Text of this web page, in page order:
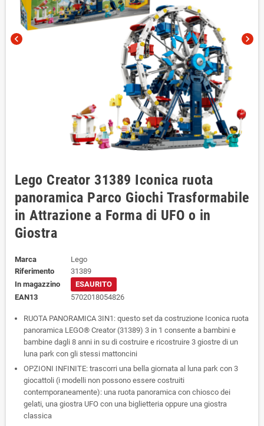
chevron_left chevron_right
Lego Creator 31389 Iconica ruota
panoramica Parco Giochi Trasformabile
in Attrazione a Forma di UFO o in
Giostra
Marca
Lego
Riferimento
31389
In magazzino
ESAURITO
EAN13
5702018054826
RUOTA PANORAMICA 3IN1: questo set da costruzione Iconica ruota
panoramica LEGO® Creator (31389) 3 in 1 consente a bambini e
bambine dagli 8 anni in su di costruire e ricostruire 3 giostre di un
luna park con gli stessi mattoncini
OPZIONI INFINITE: trascorri una bella giornata al luna park con 3
giocattoli (i modelli non possono essere costruiti
contemporaneamente): una ruota panoramica con chiosco dei
gelati, una giostra UFO con una biglietteria oppure una giostra
classica